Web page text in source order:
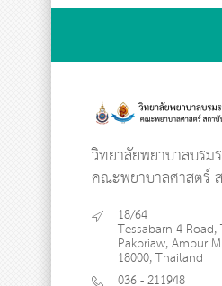
วิทยาลัยพยาบาลบรม
คณะพยาบาลศาสตร์
18/64
Tessabarn 4
Pakpriaw, Ampur
18000, Thailand
036 - 211948